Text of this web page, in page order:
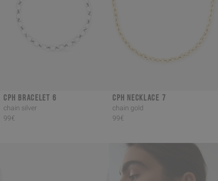
CPH BRACELET 6
chain silver
99€
CPH NECKLACE 7
chain gold
99€